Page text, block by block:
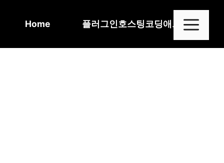
Home 플러그인호스팅코딩애드센스